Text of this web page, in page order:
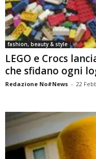
fashion, beauty & style
LEGO e Crocs
che sfidano ogni
Redazione No#News - 22